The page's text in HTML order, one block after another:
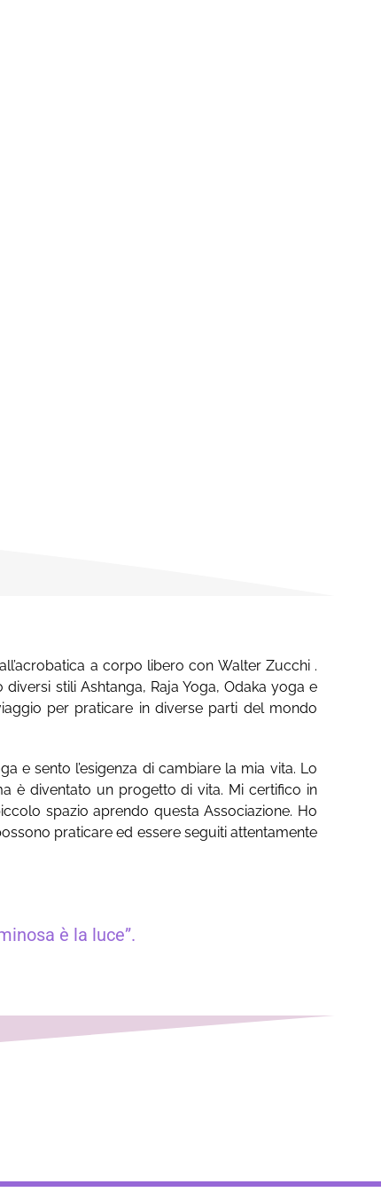
a corpo libero con Walter Zucchi .
stili Ashtanga, Raja Yoga, Odaka yoga e
per praticare in diverse parti del mondo
e sento l’esigenza di cambiare la mia vita. Lo
è diventato un progetto di vita. Mi certifico in
spazio aprendo questa Associazione. Ho
praticare ed essere seguiti attentamente
è la luce”.